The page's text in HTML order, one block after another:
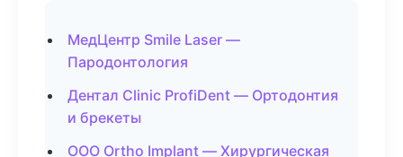
МедЦентр Smile Laser —
Пародонтология
Дентал Clinic ProfiDent — Ортодонтия
и брекеты
ООО Ortho Implant — Хирургическая